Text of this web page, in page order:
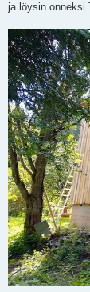
ja löysin onneksi